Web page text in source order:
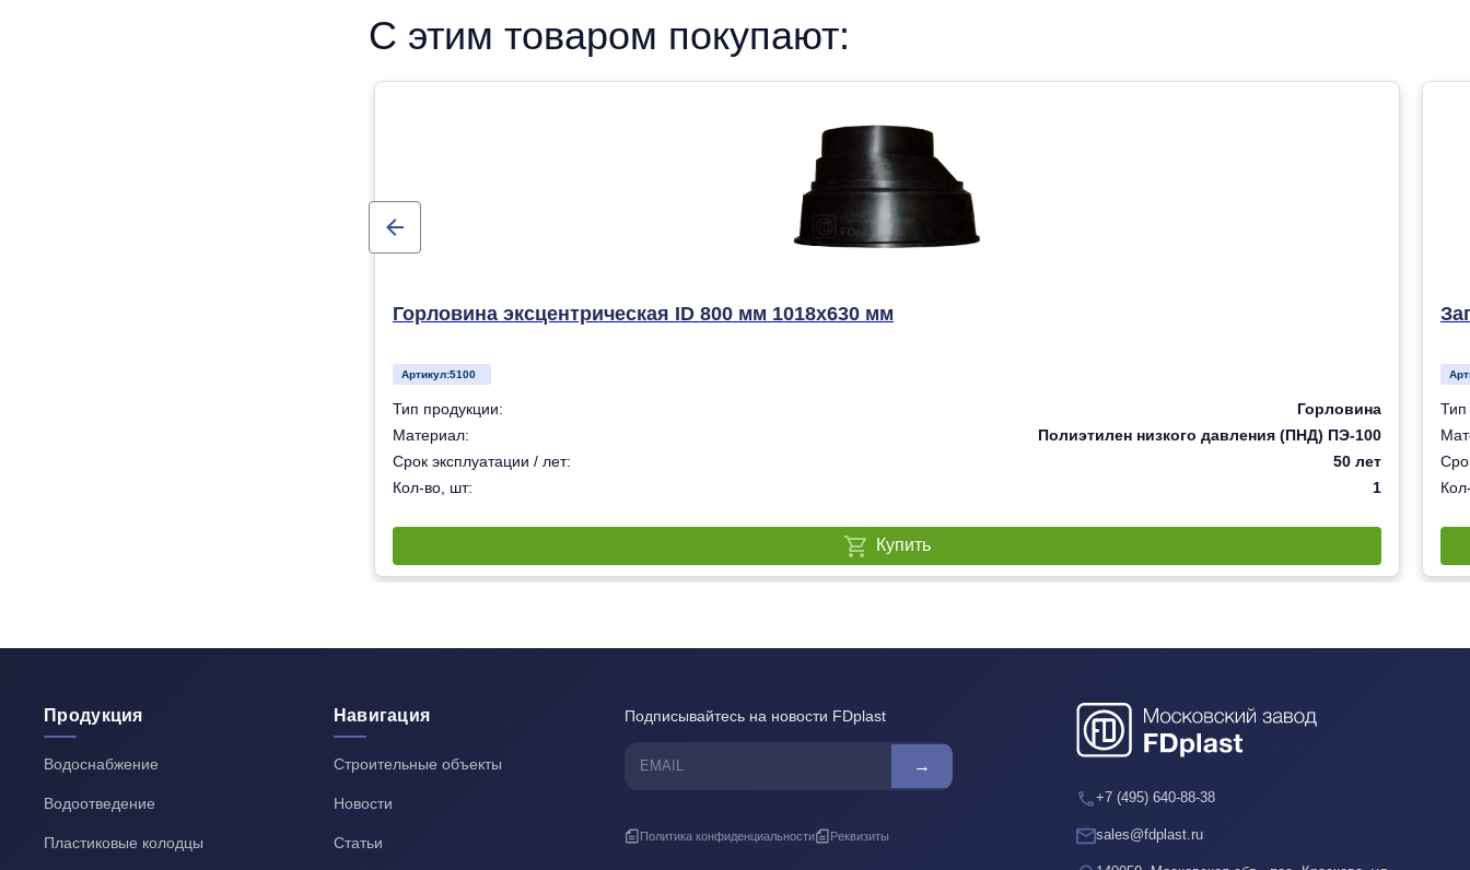
С этим товаром покупают:
Горловина эксцентрическая ID 800 мм 1018х630 мм
Артикул:5100
Тип продукции:
Горловина
Материал:
Полиэтилен низкого давления (ПНД) ПЭ-100
Срок эксплуатации / лет:
50 лет
Кол-во, шт:
1
Купить
Тип
Продукция
Водоснабжение
Водоотведение
Пластиковые колодцы
Навигация
Строительные объекты
Новости
Статьи
Подписывайтесь на новости FDplast
→
Политика конфиденциальности Реквизиты
+7 (495) 640-88-38
sales@fdplast.ru